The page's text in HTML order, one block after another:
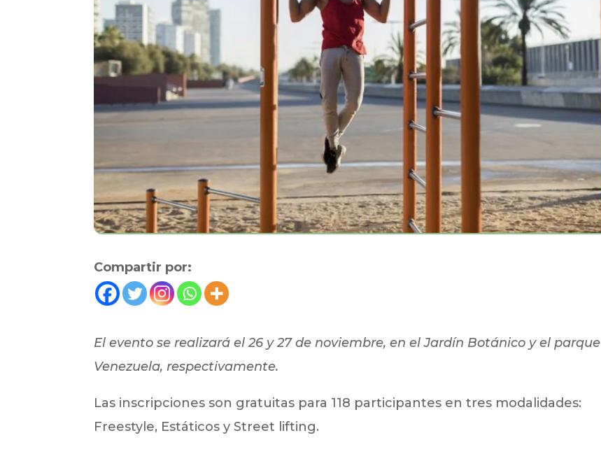
Compartir por:
El evento se realizará el 26 y 27 de noviembre, en el Jardín Botánico y el parque
Venezuela, respectivamente.
Las inscripciones son gratuitas para 118 participantes en tres modalidades:
Freestyle, Estáticos y Street lifting.